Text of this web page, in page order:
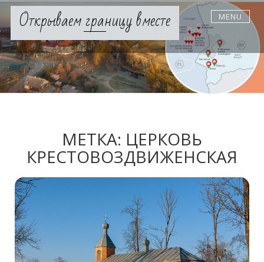
Skip
contentОткрываем границу вместе MENU
МЕТКА: ЦЕРКОВЬ
КРЕСТОВОЗДВИЖЕНСКАЯ